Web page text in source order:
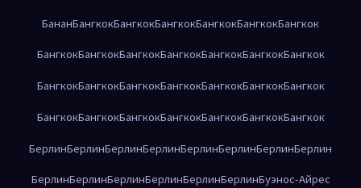
БананБангкокБангкокБангкокБангкокБангкокБангкок
БангкокБангкокБангкокБангкокБангкокБангкокБангкок
БангкокБангкокБангкокБангкокБангкокБангкокБангкок
БангкокБангкокБангкокБангкокБангкокБангкокБангкок
БерлинБерлинБерлинБерлинБерлинБерлинБерлинБерлин
БерлинБерлинБерлинБерлинБерлинБерлинБуэнос-Айрес